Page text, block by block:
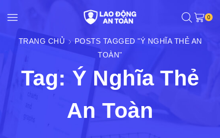
0
TRANG CHỦ
POSTS TAGGED "Ý NGHĨA THẺ AN
TOÀN"
Tag: Ý Nghĩa Thẻ
An Toàn